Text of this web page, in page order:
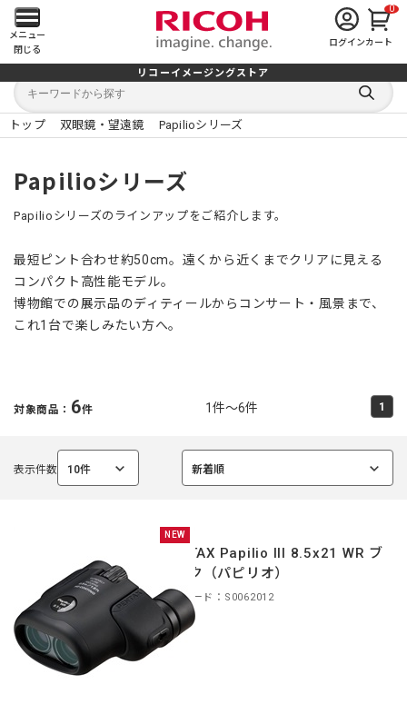
メ
イ
ン
メ
ニ
ュ
ー
を
開
メニュー
閉じる
ログイン
0
カート
リコーイメージングストア
キ
ワ
ー
キ
検
索
る
トップ 双眼鏡・望遠鏡 Papilioシリーズ
Papilioシリーズ
Papilioシリーズのラインアップをご紹介します。
最短ピント合わせ約50cm。遠くから近くまでクリアに見える
コンパクト高性能モデル。
博物館での展示品のディティールからコンサート・風景まで、
これ1台で楽しみたい方へ。
対象商品： 6件 1件～6件 1
表示件数 10件
選
新着順
選
NEW
PENTAX Papilio III 8.5x21 WR ブ
ラック（パピリオ）
商品コード：S0062012